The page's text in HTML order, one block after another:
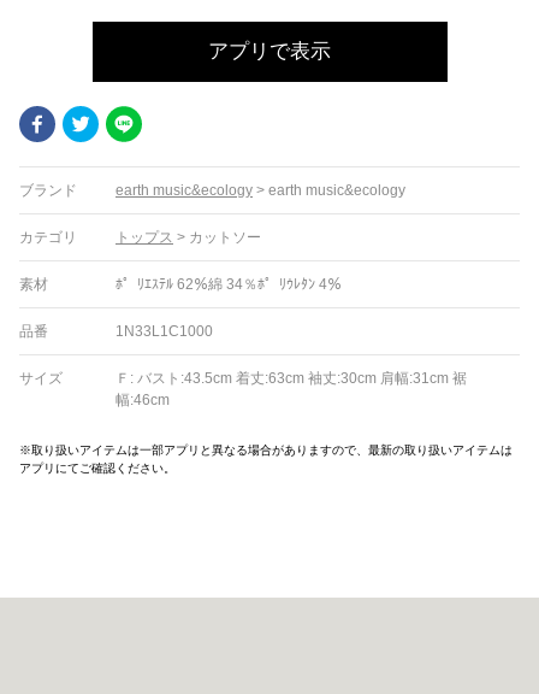
アプリで表示
FacebookTwitter
ブランド earth music&ecology > earth music&ecology
カテゴリ トップス > カットソー
素材 ﾎ゜ﾘｴｽﾃﾙ 62％綿 34％ﾎ゜ﾘｳﾚﾀﾝ 4％
品番 1N33L1C1000
サイズ
Ｆ: バスト:43.5cm 着丈:63cm 袖丈:30cm 肩幅:31cm 裾
幅:46cm
※取り扱いアイテムは一部アプリと異なる場合がありますので、最新の取り扱いアイテムは
アプリにてご確認ください。